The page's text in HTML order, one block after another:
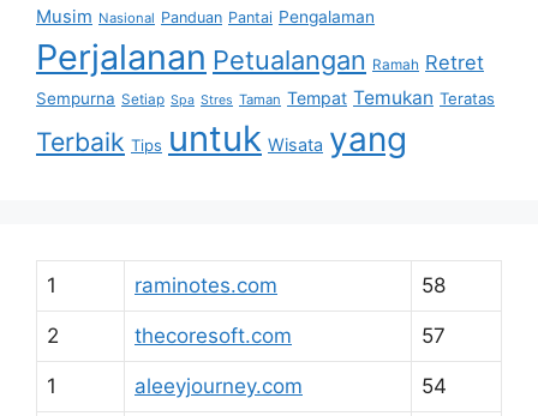
Musim Nasional Panduan Pantai Pengalaman
Perjalanan Petualangan Ramah Retret
Sempurna Setiap Spa Stres Taman Tempat Temukan Teratas
Terbaik Tips untuk Wisata yang
1 raminotes.com 58
2 thecoresoft.com 57
1 aleeyjourney.com 54